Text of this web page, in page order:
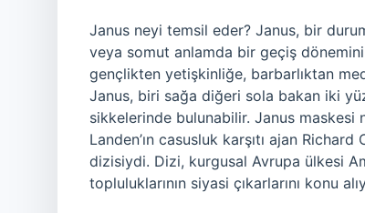
Janus neyi temsil eder? Janus, bir
veya somut anlamda bir geçiş
gençlikten yetişkinliğe, barbarlıktan
Janus, biri sağa diğeri sola bakan iki
sikkelerinde bulunabilir. Janus maskesi
Landen’ın casusluk karşıtı ajan
dizisiydi. Dizi, kurgusal Avrupa ülkesi
topluluklarının siyasi çıkarlarını konu